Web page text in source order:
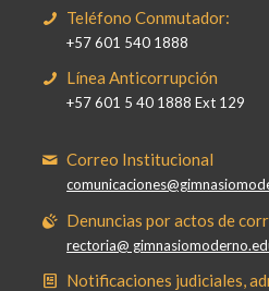
Teléfono Conmutador:
+57 601 540 1888
Línea Anticorrupción
+57 601 5 40 1888 Ext 129
Correo Institucional
Denuncias por actos de
rectoria@
Notificaciones judiciales,